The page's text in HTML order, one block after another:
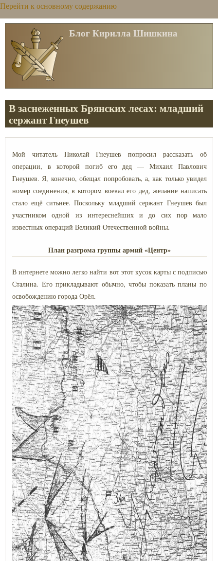
Перейти к основному содержанию
Блог Кирилла Шишкина
В заснеженных Брянских лесах: младший
сержант Гнеушев
Мой читатель Николай Гнеушев попросил рассказать об
операции, в которой погиб его дед — Михаил Павлович
Гнеушев. Я, конечно, обещал попробовать, а, как только увидел
номер соединения, в котором воевал его дед, желание написать
стало ещё ситьнее. Поскольку младший сержант Гнеушев был
участником одной из интереснейших и до сих пор мало
известных операций Великий Отечественной войны.
План разгрома группы армий «Центр»
В интернете можно легко найти вот этот кусок карты с подписью
Сталина. Его прикладывают обычно, чтобы показать планы по
освобождению города Орёл.